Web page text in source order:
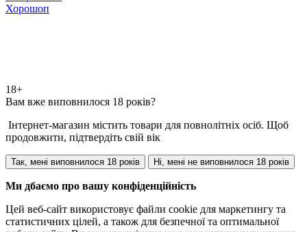
Хорошоп
18+
Вам вже виповнилося 18 років?
Інтернет-магазин містить товари для повнолітніх осіб. Щоб
продовжити, підтвердіть свій вік
Так, мені виповнилося 18 років Ні, мені не виповнилося 18 років
Ми дбаємо про вашу конфіденційність
Цей веб-сайт використовує файли cookie для маркетингу та
статистичних цілей, а також для безпечної та оптимальної